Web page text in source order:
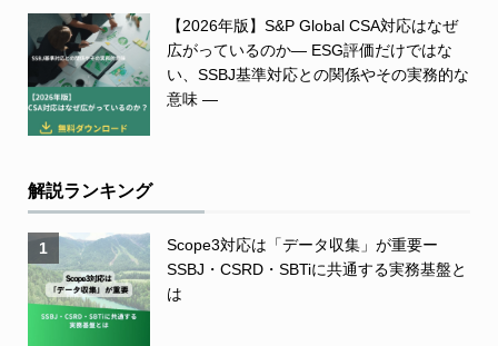
【2026年版】S&P Global CSA対応はなぜ
広がっているのか― ESG評価だけではな
い、SSBJ基準対応との関係やその実務的な
意味 ―
解説ランキング
1
Scope3対応は「データ収集」が重要ー
SSBJ・CSRD・SBTiに共通する実務基盤と
は